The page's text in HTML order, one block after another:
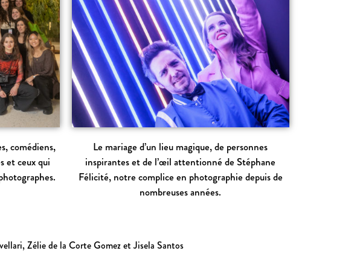
comédiens,
et ceux qui
Le mariage d’un lieu magique, de personnes
inspirantes et de l’œil attentionné de Stéphane
Félicité, notre complice en photographie depuis de
nombreuses années.
Zélie de la Corte Gomez et Jisela Santos